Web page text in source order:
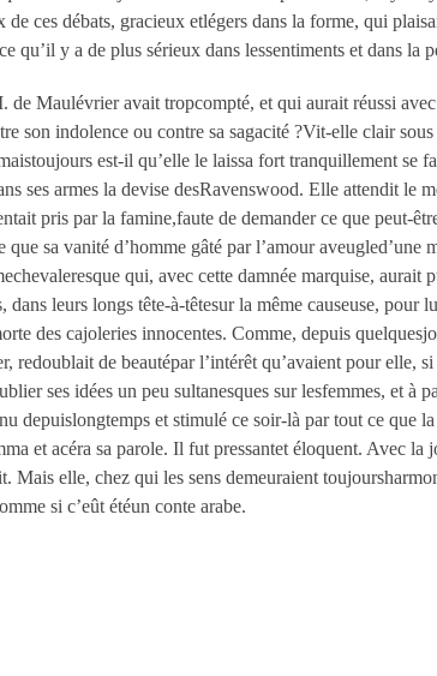
ces débats, gracieux etlégers dans la forme, qui
qu’il y a de plus sérieux dans lessentiments et dans la
de Maulévrier avait tropcompté, et qui aurait réussi
son indolence ou contre sa sagacité ?Vit-elle clair
est-il qu’elle le laissa fort tranquillement se
ses armes la devise desRavenswood. Elle attendit le
pris par la famine,faute de demander ce que peut-
que sa vanité d’homme gâté par l’amour
qui, avec cette damnée marquise,
leurs longs tête-à-têtesur la même causeuse, pour
des cajoleries innocentes. Comme, depuis
redoublait de beautépar l’intérêt qu’avaient pour elle,
ses idées un peu sultanesques sur lesfemmes, et
depuislongtemps et stimulé ce soir-là par tout ce que
et acéra sa parole. Il fut pressantet éloquent. Avec
Mais elle, chez qui les sens demeuraient
si c’eût étéun conte arabe.